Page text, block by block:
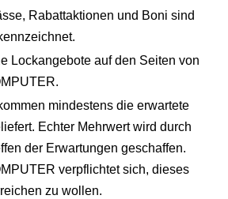
Rabattaktionen und Boni sind
Lockangebote auf den Seiten von
mindestens die erwartete
Echter Mehrwert wird durch
der Erwartungen geschaffen.
verpflichtet sich, dieses
zu wollen.